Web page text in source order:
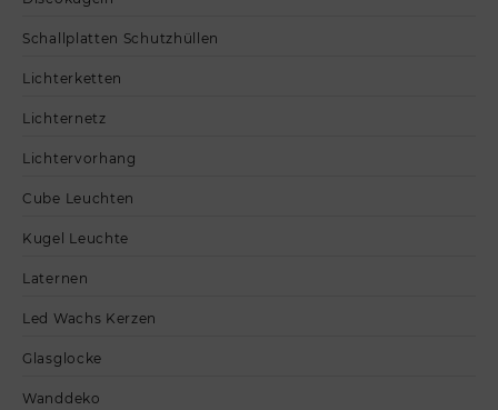
Schallplatten Schutzhüllen
Lichterketten
Lichternetz
Lichtervorhang
Cube Leuchten
Kugel Leuchte
Laternen
Led Wachs Kerzen
Glasglocke
Wanddeko